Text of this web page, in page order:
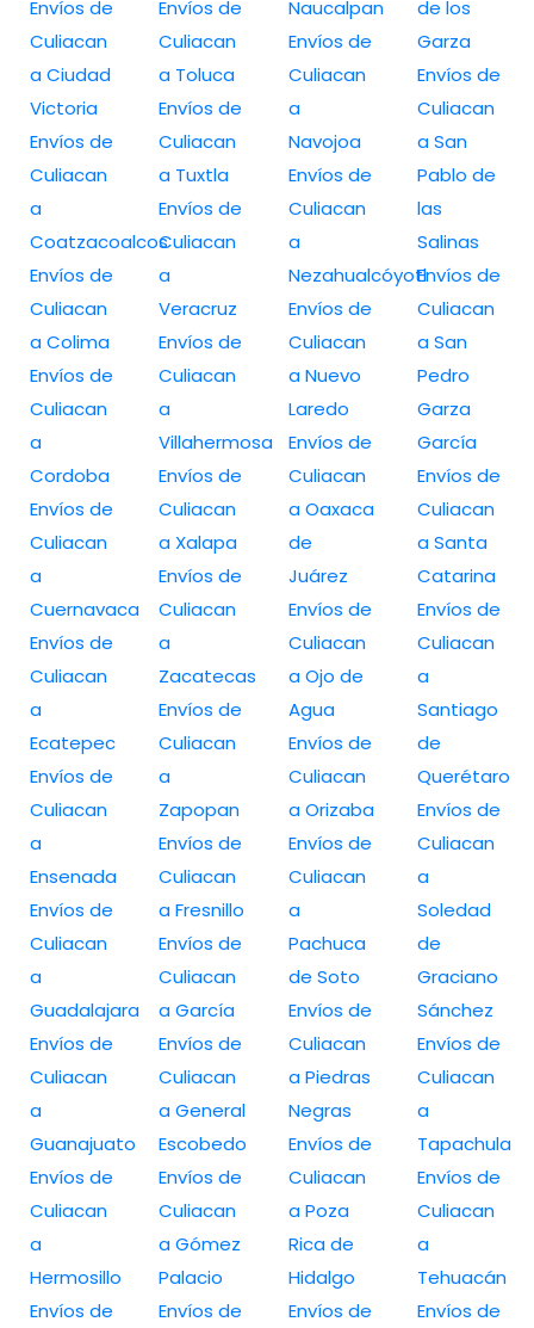
Envíos de
Culiacan
a Ciudad
Victoria
Envíos de
Culiacan
a
Coatzacoalcos
Envíos de
Culiacan
a Colima
Envíos de
Culiacan
a
Cordoba
Envíos de
Culiacan
a
Cuernavaca
Envíos de
Culiacan
a
Ecatepec
Envíos de
Culiacan
a
Ensenada
Envíos de
Culiacan
a
Guadalajara
Envíos de
Culiacan
a
Guanajuato
Envíos de
Culiacan
a
Hermosillo
Envíos de
Envíos de
Culiacan
a Toluca
Envíos de
Culiacan
a Tuxtla
Envíos de
Culiacan
a
Veracruz
Envíos de
Culiacan
a
Villahermosa
Envíos de
Culiacan
a Xalapa
Envíos de
Culiacan
a
Zacatecas
Envíos de
Culiacan
a
Zapopan
Envíos de
Culiacan
a Fresnillo
Envíos de
Culiacan
a García
Envíos de
Culiacan
a General
Escobedo
Envíos de
Culiacan
a Gómez
Palacio
Envíos de
Naucalpan
Envíos de
Culiacan
a
Navojoa
Envíos de
Culiacan
a
Nezahualcóyotl
Envíos de
Culiacan
a Nuevo
Laredo
Envíos de
Culiacan
a Oaxaca
de
Juárez
Envíos de
Culiacan
a Ojo de
Agua
Envíos de
Culiacan
a Orizaba
Envíos de
Culiacan
a
Pachuca
de Soto
Envíos de
Culiacan
a Piedras
Negras
Envíos de
Culiacan
a Poza
Rica de
Hidalgo
Envíos de
de los
Garza
Envíos de
Culiacan
a San
Pablo de
las
Salinas
Envíos de
Culiacan
a San
Pedro
Garza
García
Envíos de
Culiacan
a Santa
Catarina
Envíos de
Culiacan
a
Santiago
de
Querétaro
Envíos de
Culiacan
a
Soledad
de
Graciano
Sánchez
Envíos de
Culiacan
a
Tapachula
Envíos de
Culiacan
a
Tehuacán
Envíos de